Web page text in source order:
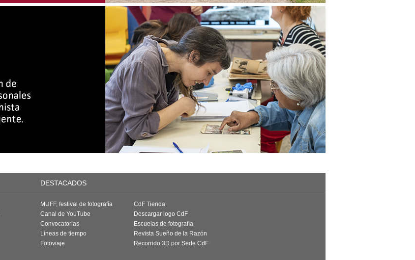
DESTACADOS
MUFF, festival de fotografía
Canal de YouTube
Convocatorias
Líneas de tiempo
Fotoviaje
CdF Tienda
Descargar logo CdF
Escuelas de fotografía
Revista Sueño de la Razón
Recorrido 3D por Sede CdF